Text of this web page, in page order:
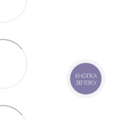
КНОПКА
ЗВ'ЯЗКУ